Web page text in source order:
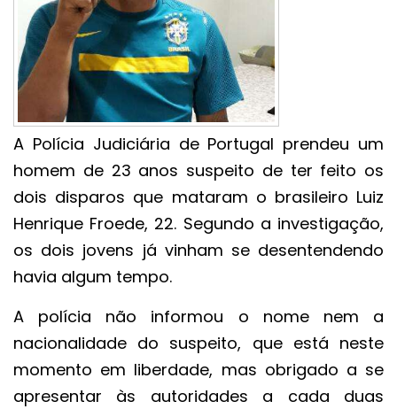
A Polícia Judiciária de Portugal prendeu um
homem de 23 anos suspeito de ter feito os
dois disparos que mataram o brasileiro Luiz
Henrique Froede, 22. Segundo a investigação,
os dois jovens já vinham se desentendendo
havia algum tempo.
A polícia não informou o nome nem a
nacionalidade do suspeito, que está neste
momento em liberdade, mas obrigado a se
apresentar às autoridades a cada duas